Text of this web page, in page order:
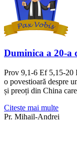
Duminica a 20-a
Prov 9,1-6 Ef 5,15-20
o povestioară despre
și preoți din China
Citeste mai multe
Pr. Mihail-Andrei